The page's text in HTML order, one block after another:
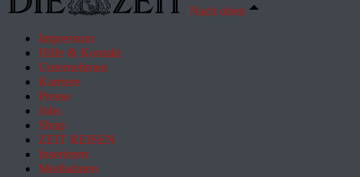
Nach oben
Impressum
Hilfe & Kontakt
Unternehmen
Karriere
Presse
Jobs
Shop
ZEIT REISEN
Inserieren
Mediadaten